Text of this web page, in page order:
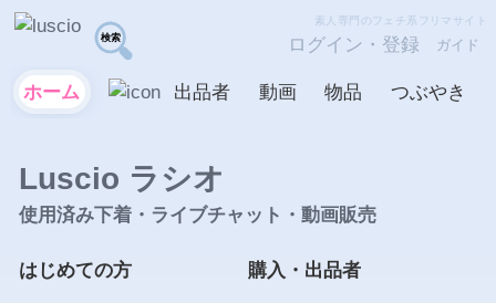
ホーム 出品者 動画 物品 つぶやき
素人専門のフェチ系フリマサイト
ログイン・登録 ガイド
Luscio ラシオ
使用済み下着・ライブチャット・動画販売
はじめての方 購入・出品者